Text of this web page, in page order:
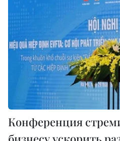
Конференция